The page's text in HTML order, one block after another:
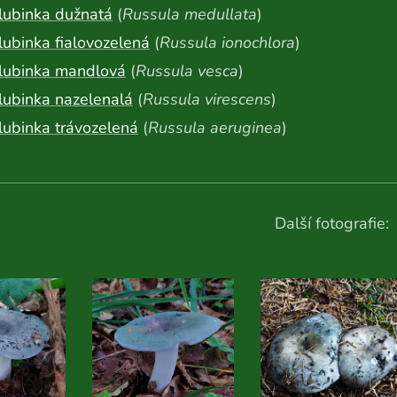
dužnatá (Russula medullata)
fialovozelená (Russula ionochlora)
mandlová (Russula vesca)
nazelenalá (Russula virescens)
trávozelená (Russula aeruginea)
Další fotografie: